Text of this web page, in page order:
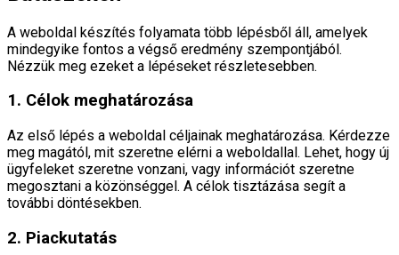
A weboldal készítés folyamata több lépésből áll, amelyek
mindegyike fontos a végső eredmény szempontjából.
Nézzük meg ezeket a lépéseket részletesebben.
1. Célok meghatározása
Az első lépés a weboldal céljainak meghatározása. Kérdezze
meg magától, mit szeretne elérni a weboldallal. Lehet, hogy új
ügyfeleket szeretne vonzani, vagy információt szeretne
megosztani a közönséggel. A célok tisztázása segít a
további döntésekben.
2. Piackutatás